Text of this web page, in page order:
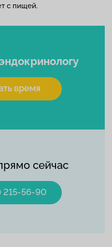
с пищей.
сейчас
215-56-90
время